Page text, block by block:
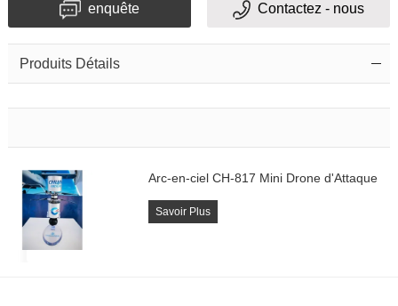
enquête Contactez - nous
Produits Détails
Arc-en-ciel CH-817 Mini Drone d'Attaque
Savoir Plus